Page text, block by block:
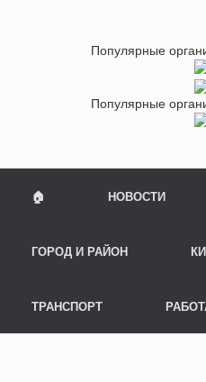
Популярные
Популярные
🏠 НОВОСТИ
ГОРОД И РАЙОН
ТРАНСПОРТ